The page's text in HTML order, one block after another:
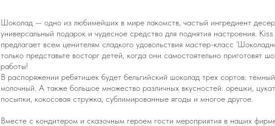
Шоколад — одно из любимейших в мире лакомств, частый ингредиент
универсальный подарок и чудесное средство для поднятия настроения.
предлагает всем ценителям сладкого удовольствия мастер-класс
только представьте восторг детей, когда они самостоятельно приготовят
работы!
В распоряжении ребятишек будет бельгийский шоколад трех сортов:
молочный. А также большое множество различных вкусностей: орешки,
посыпки, кокосовая стружка, сублимированные ягоды и многое другое.
Вместе с кондитером и сказочным героем гости мероприятия в наших